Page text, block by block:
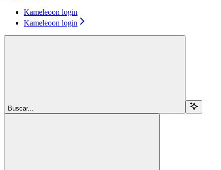
Kameleoon login
Kameleoon login
Buscar...